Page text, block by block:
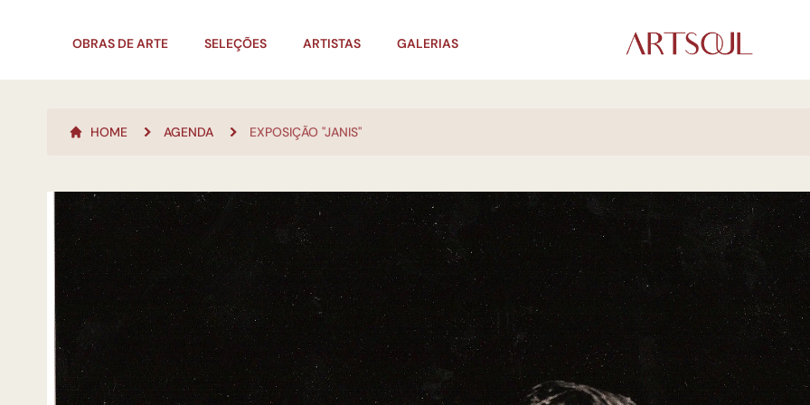
OBRAS DE ARTE SELEÇÕES ARTISTAS GALERIAS
HOME AGENDA EXPOSIÇÃO "JANIS"